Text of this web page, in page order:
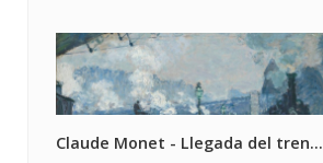
Claude Monet - Llegada del tren...